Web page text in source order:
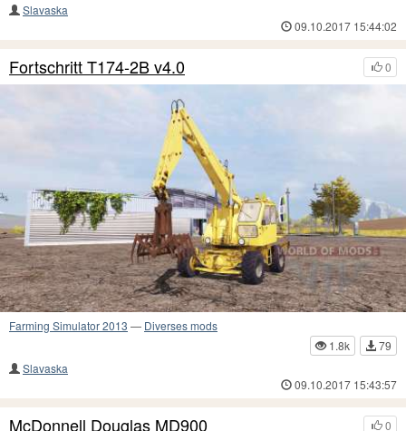
Slavaska
09.10.2017 15:44:02
0
Fortschritt T174-2B v4.0
Farming Simulator 2013 — Diverses mods
1.8k
79
Slavaska
09.10.2017 15:43:57
0
McDonnell Douglas MD900